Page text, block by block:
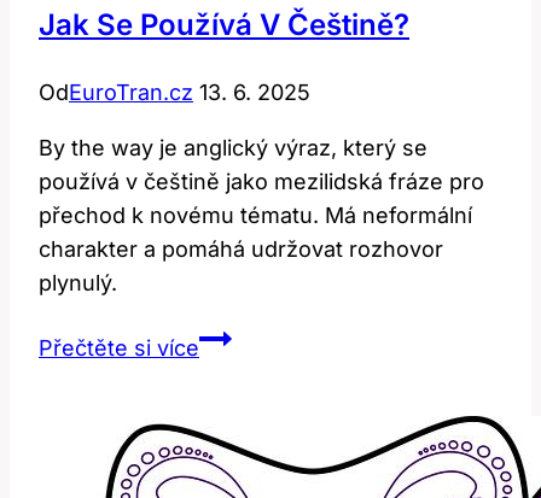
Jak Se Používá V Češtině?
OdEuroTran.cz 13. 6. 2025
By the way je anglický výraz, který se
používá v češtině jako mezilidská fráze pro
přechod k novému tématu. Má neformální
charakter a pomáhá udržovat rozhovor
plynulý.
Přečtěte si víceBy
Co
to